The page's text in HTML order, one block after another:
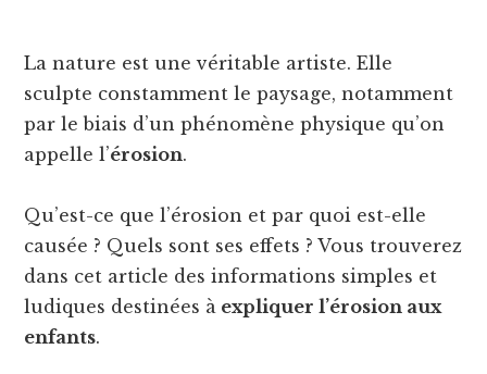
La nature est une véritable artiste. Elle
sculpte constamment le paysage, notamment
par le biais d’un phénomène physique qu’on
appelle l’érosion.
Qu’est-ce que l’érosion et par quoi est-elle
causée ? Quels sont ses effets ? Vous trouverez
dans cet article des informations simples et
ludiques destinées à expliquer l’érosion aux
enfants.